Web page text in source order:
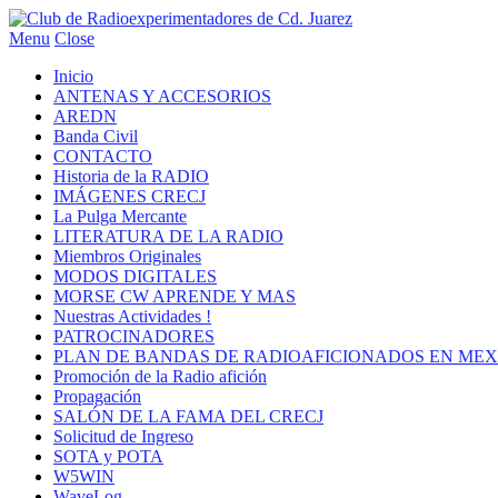
Menu Close
Inicio
ANTENAS Y ACCESORIOS
AREDN
Banda Civil
CONTACTO
Historia de la RADIO
IMÁGENES CRECJ
La Pulga Mercante
LITERATURA DE LA RADIO
Miembros Originales
MODOS DIGITALES
MORSE CW APRENDE Y MAS
Nuestras Actividades !
PATROCINADORES
PLAN DE BANDAS DE RADIOAFICIONADOS EN
Promoción de la Radio afición
Propagación
SALÓN DE LA FAMA DEL CRECJ
Solicitud de Ingreso
SOTA y POTA
W5WIN